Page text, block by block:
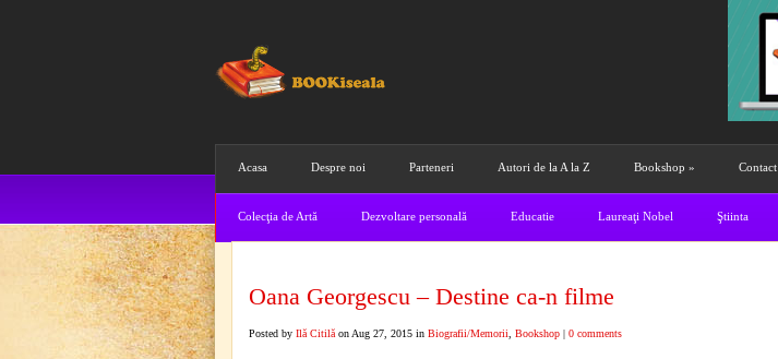
Acasa Despre noi Parteneri Autori de la A la Z Bookshop » Contact
Colecţia de Artă Dezvoltare personală Educatie Laureaţi Nobel Ştiinta
Oana Georgescu – Destine ca-n filme
Posted by Ilă Citilă on Aug 27, 2015 in Biografii/Memorii Bookshop | 0 comments